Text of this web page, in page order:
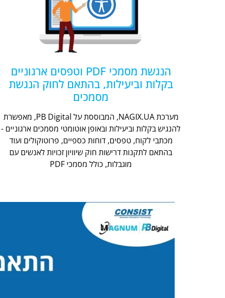
הנגשת מסמכי PDF וטפסים ארגוניים
בקלות וביעילות, בהתאם לחוק הנגשת
מסמכים
מערכת NAGIX.UA, המבוססת על PB Digital, מאפשרת
להנגיש בקלות וביעילות ובאופן אוטומטי מסמכים ארגוניים -
מכתבי לקוח, טפסים, דוחות כספיים, פרוטוקולים ועוד
בהתאם לתקנות דרישות חוק שיוויון זכויות לאנשים עם
מוגבלות, כולל מסמכי PDF